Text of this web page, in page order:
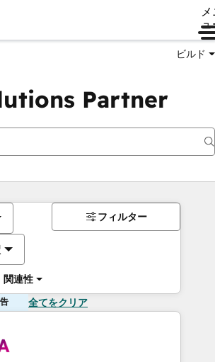
ュ
ビルド
Partner
関連性
フィルター
全てをクリア